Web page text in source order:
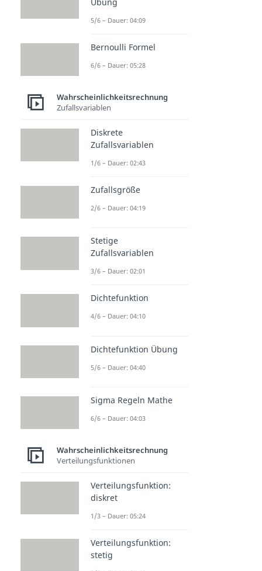
5/6 – Dauer: 04:09
Bernoulli Formel
6/6 – Dauer: 05:28
Wahrscheinlichkeitsrechnung
Zufallsvariablen
Diskrete
Zufallsvariablen
1/6 – Dauer: 02:43
Zufallsgröße
2/6 – Dauer: 04:19
Stetige
Zufallsvariablen
3/6 – Dauer: 02:01
Dichtefunktion
4/6 – Dauer: 04:10
Dichtefunktion Übung
5/6 – Dauer: 04:40
Sigma Regeln Mathe
6/6 – Dauer: 04:03
Wahrscheinlichkeitsrechnung
Verteilungsfunktionen
Verteilungsfunktion:
diskret
1/3 – Dauer: 05:24
Verteilungsfunktion:
stetig